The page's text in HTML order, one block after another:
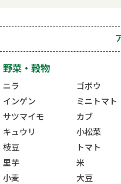
野菜・穀物
ニラ ゴボウ
インゲン
ミニトマト
サツマイモ
カブ
キュウリ
小松菜
枝豆
トマト
里芋
米
小麦
大豆